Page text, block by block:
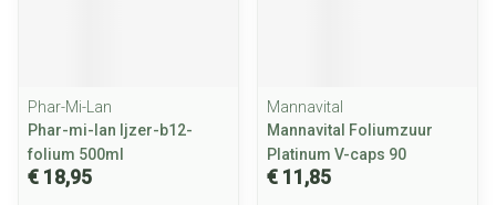
Phar-Mi-Lan
Phar-mi-lan Ijzer-b12-
folium 500ml
€ 18,95
Mannavital
Mannavital Foliumzuur
Platinum V-caps 90
€ 11,85